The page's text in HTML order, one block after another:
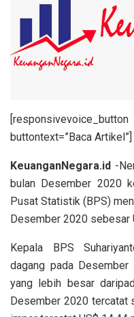
buttontext=”Baca Artikel”]
KeuanganNegara.id -
bulan Desember 2020
Pusat Statistik (BPS)
Desember 2020 sebesar
Kepala BPS
dagang pada
yang lebih besar
Desember 2020 tercatat